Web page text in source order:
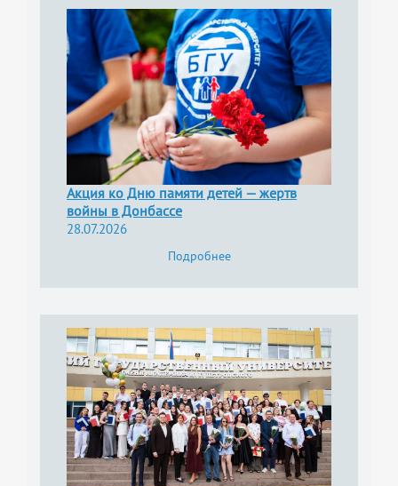
Акция ко Дню памяти детей — жертв
войны в Донбассе
28.07.2026
Подробнее